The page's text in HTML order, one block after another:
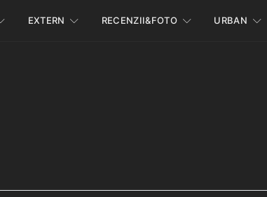
EXTERN RECENZII&FOTO URBAN